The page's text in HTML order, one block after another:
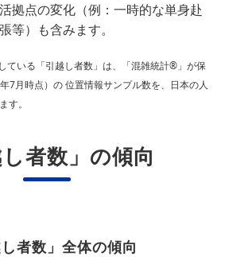
拠点の変化（例：一時的な単身赴
等）も含みます。
ている「引越し者数」は、「混雑統計®」が保
7月時点）の 位置情報サンプル数を、日本の人
す。
し者数」の傾向
し者数」全体の傾向